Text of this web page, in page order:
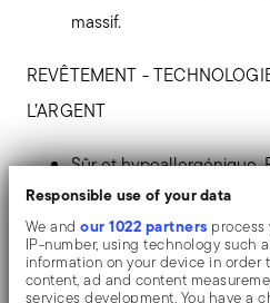
Responsible use of your data
We andour 1022 partners process
IP-number, using technology such
information on your device in order
content, ad and content
services development. You have a
massif.
REVÊTEMENT -
L’ARGENT
Sûr et hypoallergénique.
contre les microbes.
Les ions d’argent
inhospitalières aux